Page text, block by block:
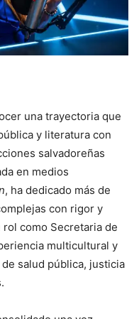
una trayectoria que
y literatura con
salvadoreñas
en medios
, ha dedicado más de
con rigor y
como Secretaria de
multicultural y
salud pública, justicia